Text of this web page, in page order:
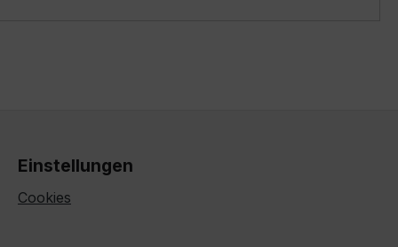
Einstellungen
Cookies